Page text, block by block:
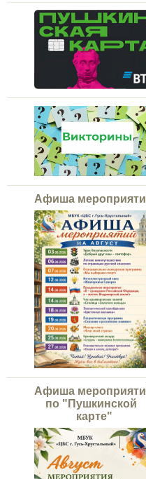
Афиша
Афиша
по "Пушкинской
карте"